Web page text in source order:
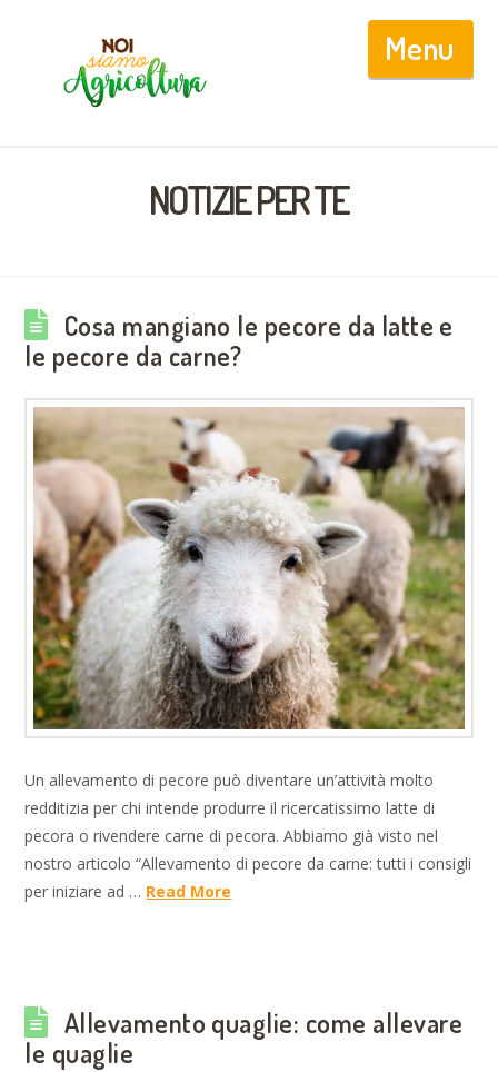
NOTIZIE PER TE
Cosa mangiano le pecore da latte e
le pecore da carne?
Un allevamento di pecore può diventare un’attività molto
redditizia per chi intende produrre il ricercatissimo latte di
pecora o rivendere carne di pecora. Abbiamo già visto nel
nostro articolo “Allevamento di pecore da carne: tutti i consigli
per iniziare ad … Read More
Allevamento quaglie: come allevare
le quaglie